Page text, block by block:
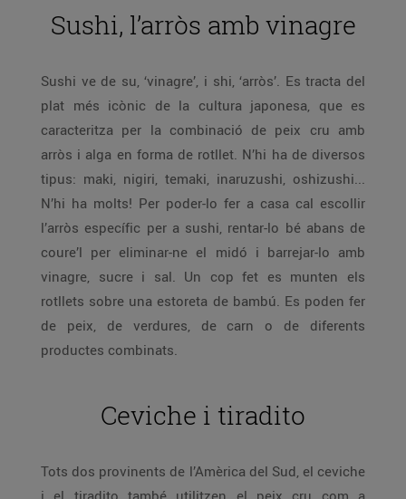
Sushi, l’arròs amb vinagre
Sushi ve de su, ‘vinagre’, i shi, ‘arròs’. Es tracta del
plat més icònic de la cultura japonesa, que es
caracteritza per la combinació de peix cru amb
arròs i alga en forma de rotllet. N’hi ha de diversos
tipus: maki, nigiri, temaki, inaruzushi, oshizushi...
N’hi ha molts! Per poder-lo fer a casa cal escollir
l’arròs específic per a sushi, rentar-lo bé abans de
coure’l per eliminar-ne el midó i barrejar-lo amb
vinagre, sucre i sal. Un cop fet es munten els
rotllets sobre una estoreta de bambú. Es poden fer
de peix, de verdures, de carn o de diferents
productes combinats.
Ceviche i tiradito
Tots dos provinents de l’Amèrica del Sud, el ceviche
i el tiradito també utilitzen el peix cru com a